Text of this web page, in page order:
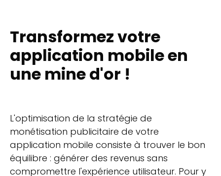
Transformez votre
application mobile en
une mine d'or !
L'optimisation de la stratégie de
monétisation publicitaire de votre
application mobile consiste à trouver le bon
équilibre : générer des revenus sans
compromettre l'expérience utilisateur. Pour y